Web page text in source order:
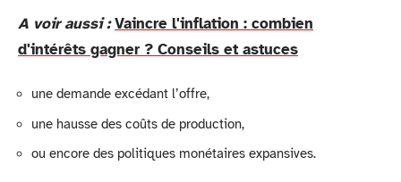
A voir aussi : Vaincre l'inflation : combien
d'intérêts gagner ? Conseils et astuces
une demande excédant l’offre,
une hausse des coûts de production,
ou encore des politiques monétaires expansives.